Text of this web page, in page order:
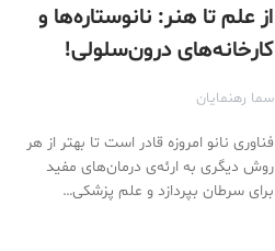
از علم تا هنر: نانوستاره‌ها و
کارخانه‌های درون‌سلولی!
سما رهنمایان
فناوری نانو امروزه قادر است تا بهتر از هر
روش دیگری به ارئه‌ی درمان‌های مفید
برای سرطان بپردازد و علم پزشکی…